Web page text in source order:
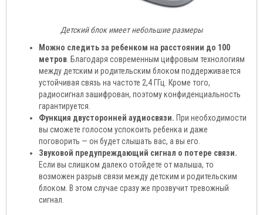
Детский блок имеет небольшие размеры
Можно следить за ребенком на расстоянии до 100
метров . Благодаря современным цифровым технологиям
между детским и родительским блоком поддерживается
устойчивая связь на частоте 2,4 ГГц. Кроме того,
радиосигнал зашифрован, поэтому конфиденциальность
гарантируется.
Функция двусторонней аудиосвязи. При необходимости
вы сможете голосом успокоить ребенка и даже
поговорить — он будет слышать вас, а вы его.
Звуковой предупреждающий сигнал о потере связи.
Если вы слишком далеко отойдете от малыша, то
возможен разрыв связи между детским и родительским
блоком. В этом случае сразу же прозвучит тревожный
сигнал.